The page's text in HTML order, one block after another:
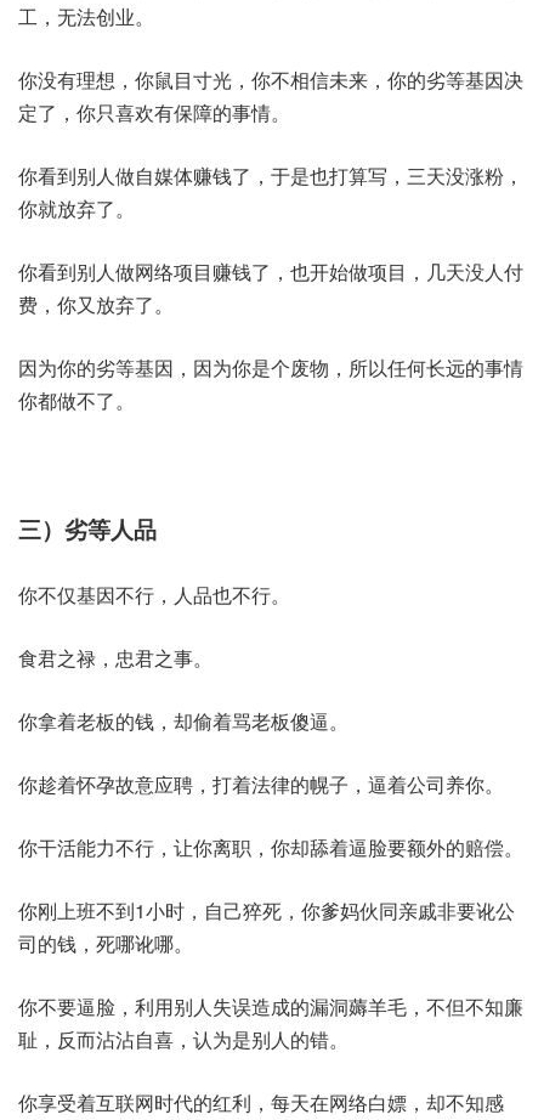
工，无法创业。
你没有理想，你鼠目寸光，你不相信未来，你的劣等基因决
定了，你只喜欢有保障的事情。
你看到别人做自媒体赚钱了，于是也打算写，三天没涨粉，
你就放弃了。
你看到别人做网络项目赚钱了，也开始做项目，几天没人付
费，你又放弃了。
因为你的劣等基因，因为你是个废物，所以任何长远的事情
你都做不了。
三）劣等人品
你不仅基因不行，人品也不行。
食君之禄，忠君之事。
你拿着老板的钱，却偷着骂老板傻逼。
你趁着怀孕故意应聘，打着法律的幌子，逼着公司养你。
你干活能力不行，让你离职，你却舔着逼脸要额外的赔偿。
你刚上班不到1小时，自己猝死，你爹妈伙同亲戚非要讹公
司的钱，死哪讹哪。
你不要逼脸，利用别人失误造成的漏洞薅羊毛，不但不知廉
耻，反而沾沾自喜，认为是别人的错。
你享受着互联网时代的红利，每天在网络白嫖，却不知感